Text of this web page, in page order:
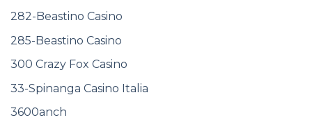
282-Beastino Casino
285-Beastino Casino
300 Crazy Fox Casino
33-Spinanga Casino Italia
3600anch